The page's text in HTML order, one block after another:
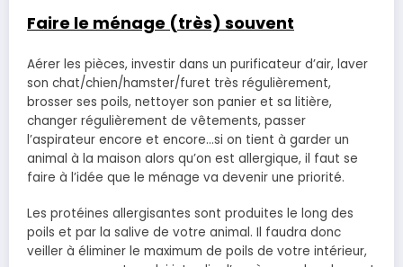
Faire le ménage (très) souvent
Aérer les pièces, investir dans un purificateur d’air, laver
son chat/chien/hamster/furet très régulièrement,
brosser ses poils, nettoyer son panier et sa litière,
changer régulièrement de vêtements, passer
l’aspirateur encore et encore…si on tient à garder un
animal à la maison alors qu’on est allergique, il faut se
faire à l’idée que le ménage va devenir une priorité.
Les protéines allergisantes sont produites le long des
poils et par la salive de votre animal. Il faudra donc
veiller à éliminer le maximum de poils de votre intérieur,